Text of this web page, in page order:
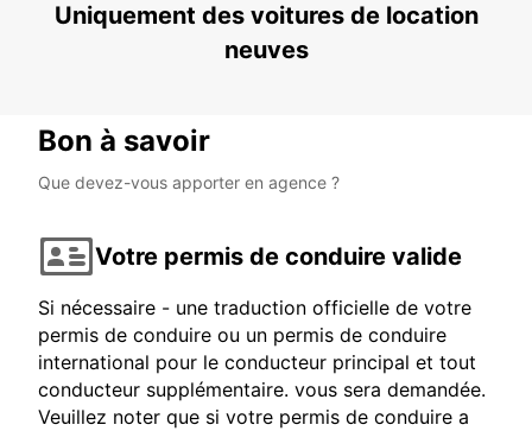
Uniquement des voitures de location
neuves
Bon à savoir
Que devez-vous apporter en agence ?
Votre permis de conduire valide
Si nécessaire - une traduction officielle de votre
permis de conduire ou un permis de conduire
international pour le conducteur principal et tout
conducteur supplémentaire. vous sera demandée.
Veuillez noter que si votre permis de conduire a